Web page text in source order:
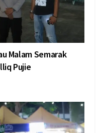
Malam Semarak
Pujie